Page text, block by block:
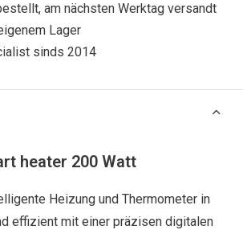
am nächsten Werktag versandt
Lager
sinds 2014
heater 200 Watt
Heizung und Thermometer in
effizient mit einer präzisen digitalen